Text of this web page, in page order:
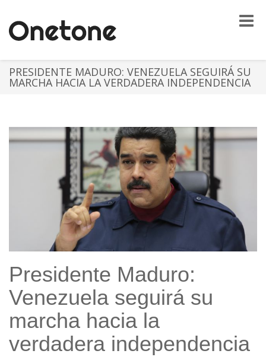
Toggle
PRESIDENTE MADURO: VENEZUELA SEGUIRÁ SU
MARCHA HACIA LA VERDADERA INDEPENDENCIA
Presidente Maduro:
Venezuela seguirá su
marcha hacia la
verdadera independencia